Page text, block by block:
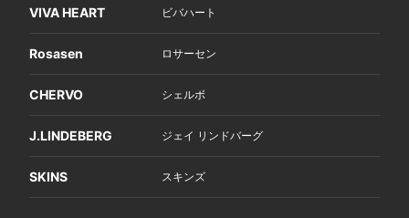
VIVA HEART ビバハート
Rosasen ロサーセン
CHERVO シェルボ
J.LINDEBERG ジェイ リンドバーグ
SKINS スキンズ